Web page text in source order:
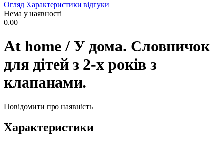
Огляд Характеристики відгуки
Нема у наявності
0.00
At home / У дома. Словничок
для дітей з 2-х років з
клапанами.
Повідомити про наявність
Характеристики